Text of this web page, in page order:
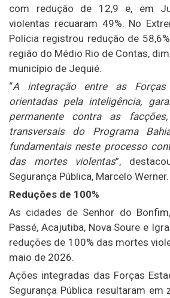
com redução de 12,9 e, em
violentas recuaram 49%. No
Polícia registrou redução de
região do Médio Rio de Contas,
município de Jequié.
“A integração entre as Forças
orientadas pela inteligência,
permanente contra as
transversais do Programa
fundamentais neste processo
das mortes violentas”,
Segurança Pública, Marcelo Werner.
Reduções de 100%
As cidades de Senhor do
Passé, Acajutiba, Nova Soure e
reduções de 100% das mortes
maio de 2026.
Ações integradas das Forças
Segurança Pública resultaram em